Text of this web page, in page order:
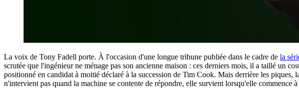
La voix de Tony Fadell porte. À l'occasion d'une longue tribune publiée dans le cadre de la
scrutée que l'ingénieur ne ménage pas son ancienne maison : ces derniers mois, il a taillé un
positionné en candidat à moitié déclaré à la succession de Tim Cook. Mais derrière les
n'intervient pas quand la machine se contente de répondre, elle survient lorsqu'elle commence